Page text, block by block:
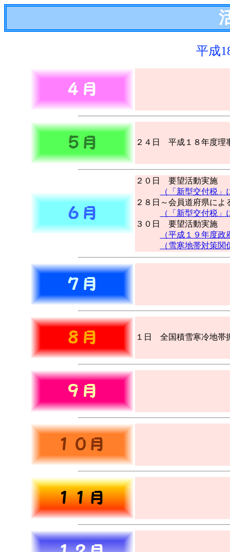
平成
２４日 平成１８年度理
２０日 要望活動実施
（「新型交付税
２８日～会員道府県によ
（「新型交付税
３０日 要望活動実施
（平成１９年度
（雪寒地帯対策
１日 全国積雪寒冷地帯